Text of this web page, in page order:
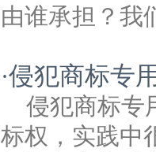
由谁承担？我
·侵犯商标专
侵犯商标专
标权，实践中